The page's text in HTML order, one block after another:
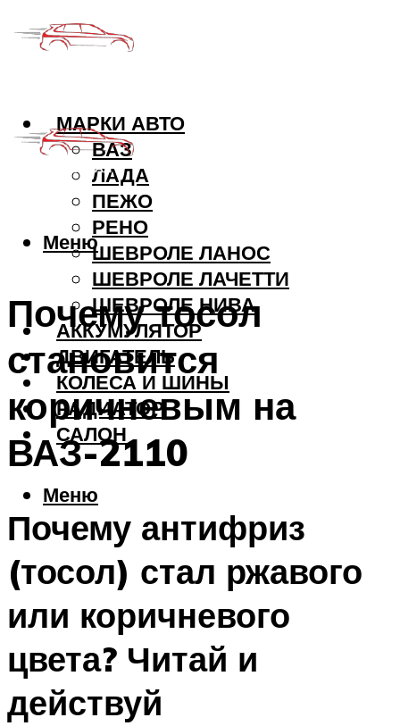
МАРКИ АВТО
ВАЗ
ЛАДА
ПЕЖО
РЕНО
ШЕВРОЛЕ ЛАНОС
ШЕВРОЛЕ ЛАЧЕТТИ
ШЕВРОЛЕ НИВА
АККУМУЛЯТОР
ДВИГАТЕЛЬ
КОЛЕСА И ШИНЫ
РАДИАТОР
САЛОН
Меню
Меню
Почему тосол
становится
коричневым на
ВАЗ-2110
Почему антифриз
(тосол) стал ржавого
или коричневого
цвета? Читай и
действуй